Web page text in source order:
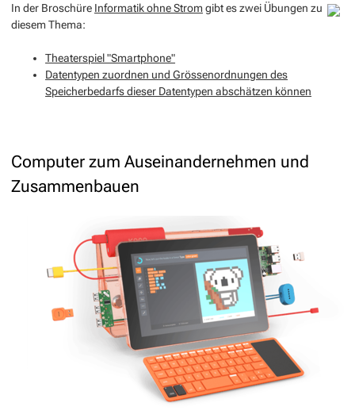
In der Broschüre Informatik ohne Strom gibt es zwei Übungen zu
diesem Thema:
Theaterspiel "Smartphone"
Datentypen zuordnen und Grössenordnungen des
Speicherbedarfs dieser Datentypen abschätzen können
Computer zum Auseinandernehmen und
Zusammenbauen